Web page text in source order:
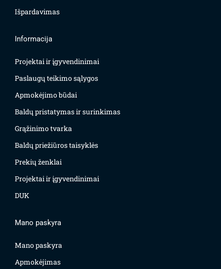
Išpardavimas
Informacija
Projektai ir įgyvendinimai
Paslaugų teikimo sąlygos
Apmokėjimo būdai
Baldų pristatymas ir surinkimas
Grąžinimo tvarka
Baldų priežiūros taisyklės
Prekių ženklai
Projektai ir įgyvendinimai
DUK
Mano paskyra
Mano paskyra
Apmokėjimas